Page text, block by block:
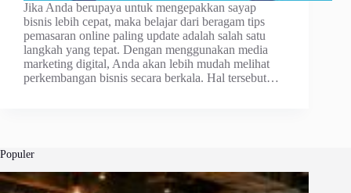
Jika Anda berupaya untuk mengepakkan sayap
bisnis lebih cepat, maka belajar dari beragam tips
pemasaran online paling update adalah salah satu
langkah yang tepat. Dengan menggunakan media
marketing digital, Anda akan lebih mudah melihat
perkembangan bisnis secara berkala. Hal tersebut…
Populer